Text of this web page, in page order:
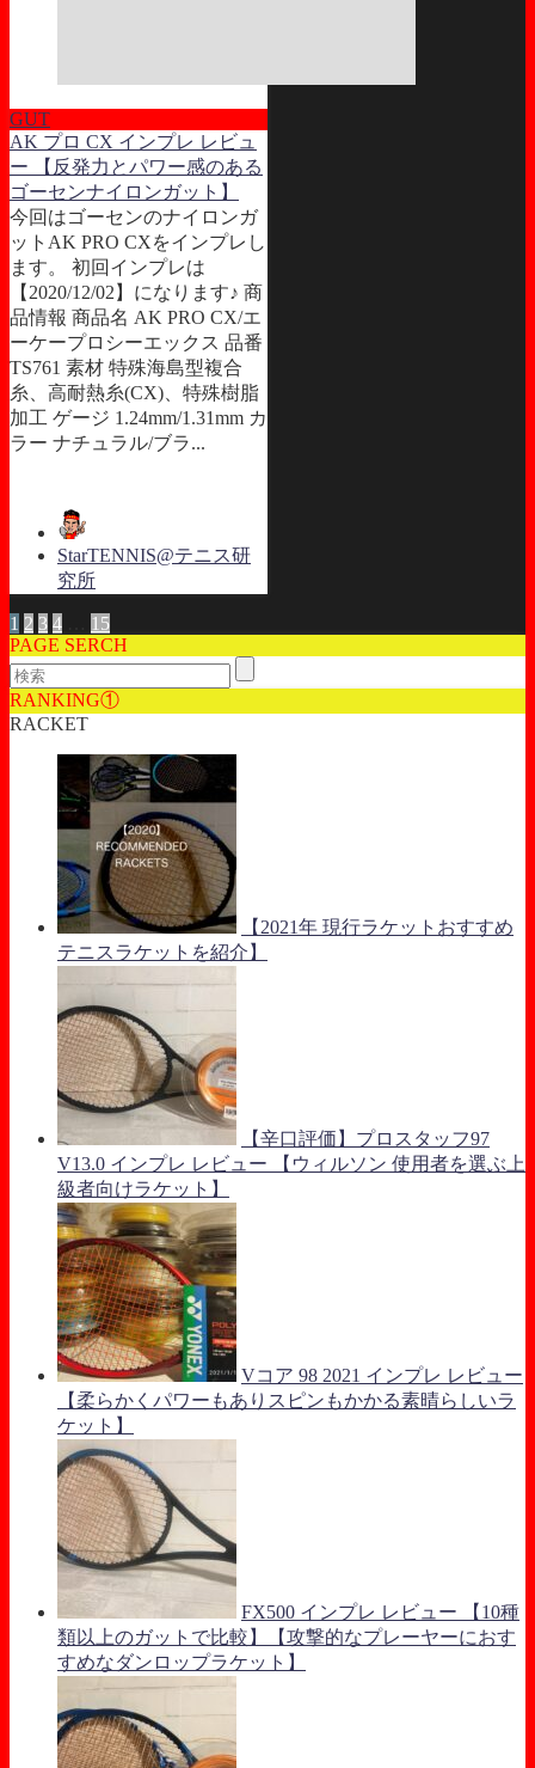
GUT
AK プロ CX インプレ レビュ
ー 【反発力とパワー感のある
ゴーセンナイロンガット】
今回はゴーセンのナイロンガ
ットAK PRO CXをインプレし
ます。 初回インプレは
【2020/12/02】になります♪ 商
品情報 商品名 AK PRO CX/エ
ーケープロシーエックス 品番
TS761 素材 特殊海島型複合
糸、高耐熱糸(CX)、特殊樹脂
加工 ゲージ 1.24mm/1.31mm カ
ラー ナチュラル/ブラ...
StarTENNIS@テニス研
究所
1 2 3 4
15
PAGE SERCH
RANKING①
RACKET
【2021年 現行ラケットおすすめ
テニスラケットを紹介】
【辛口評価】プロスタッフ97
V13.0 インプレ レビュー 【ウィルソン 使用者を選ぶ上
級者向けラケット】
Vコア 98 2021 インプレ レビュー
【柔らかくパワーもありスピンもかかる素晴らしいラ
ケット】
FX500 インプレ レビュー 【10種
類以上のガットで比較】【攻撃的なプレーヤーにおす
すめなダンロップラケット】